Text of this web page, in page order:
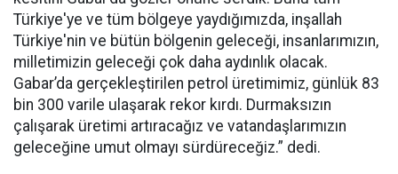
Türkiye'ye ve tüm bölgeye yaydığımızda, inşallah
Türkiye'nin ve bütün bölgenin geleceği, insanlarımızın,
milletimizin geleceği çok daha aydınlık olacak.
Gabar’da gerçekleştirilen petrol üretimimiz, günlük 83
bin 300 varile ulaşarak rekor kırdı. Durmaksızın
çalışarak üretimi artıracağız ve vatandaşlarımızın
geleceğine umut olmayı sürdüreceğiz.” dedi.